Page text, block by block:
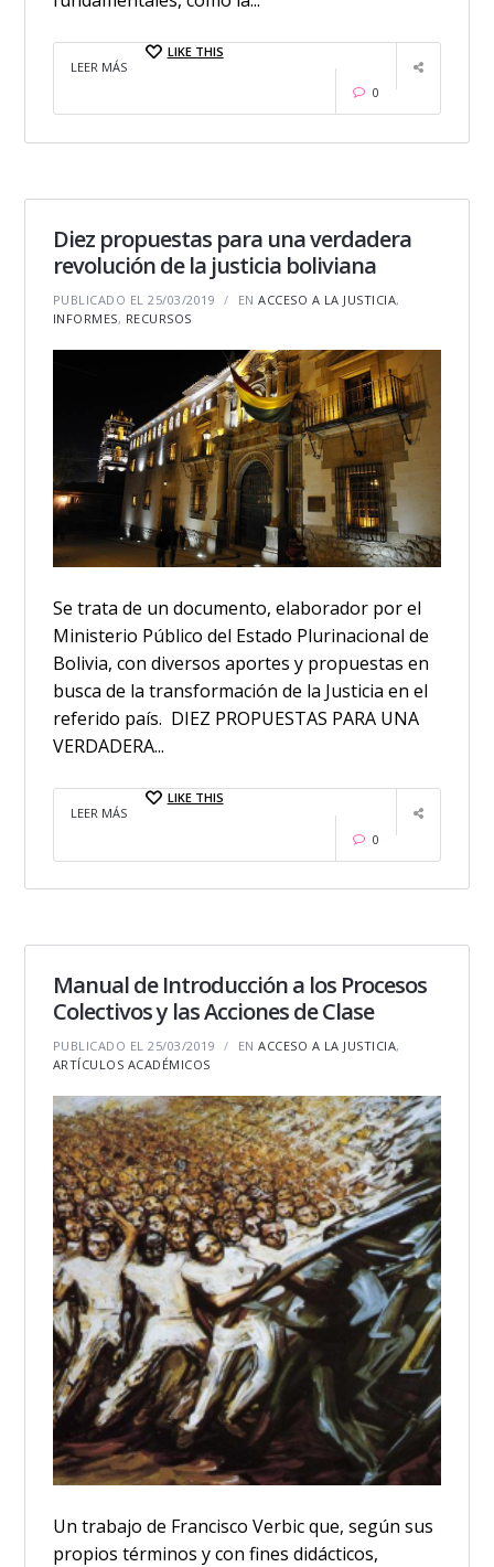
LEER MÁS
LIKE THIS
0
Diez propuestas para una verdadera
revolución de la justicia boliviana
PUBLICADO EL 25/03/2019 ENACCESO A LA JUSTICIA,
INFORMES, RECURSOS
Se trata de un documento, elaborador por el
Ministerio Público del Estado Plurinacional de
Bolivia, con diversos aportes y propuestas en
busca de la transformación de la Justicia en el
referido país. DIEZ PROPUESTAS PARA UNA
VERDADERA...
LEER MÁS
LIKE THIS
0
Manual de Introducción a los Procesos
Colectivos y las Acciones de Clase
PUBLICADO EL 25/03/2019 ENACCESO A LA JUSTICIA,
ARTÍCULOS ACADÉMICOS
Un trabajo de Francisco Verbic que, según sus
propios términos y con fines didácticos,